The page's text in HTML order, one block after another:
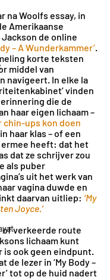
na Woolfs essay, in
Amerikaanse
de online
– A Wunderkammer’.
korte teksten
middel van
navigeert. In elke la
vinden
die de
haar eigen lichaam–
chin-ups kon doen
haar klas – of een
heeft: dat het
dat ze schrijver zou
als puber
uit het werk van
vagina duwde en
daarvan uitliep: ‘My
Joyce.’
of verkeerde route
lichaam kunt
is ook geen eindpunt.
de lezer in ‘My Body –
tot op de huid nadert